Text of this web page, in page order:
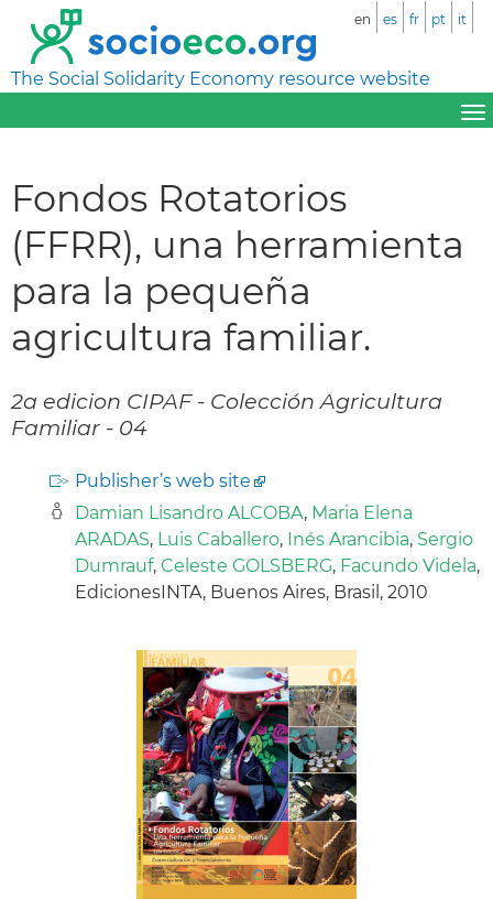
The Social Solidarity Economy resource website
en es fr pt it
Fondos Rotatorios
(FFRR), una herramienta
para la pequeña
agricultura familiar.
2a edicion CIPAF - Colección Agricultura
Familiar - 04
Publisher’s web site
Damian Lisandro ALCOBA, Maria Elena
ARADAS, Luis Caballero, Inés Arancibia, Sergio
Dumrauf, Celeste GOLSBERG, Facundo Videla,
EdicionesINTA, Buenos Aires, Brasil, 2010